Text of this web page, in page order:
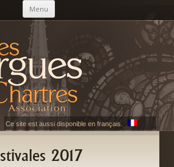
Menu Skip to content
Chartres
Ce site est aussi disponible en français.
2017